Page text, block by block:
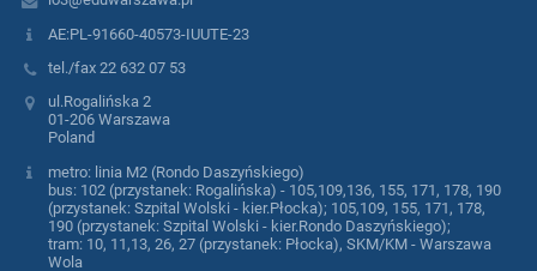
AE:PL-91660-40573-IUUTE-23
tel./fax 22 632 07 53
ul.Rogalińska 2
01-206 Warszawa
Poland
metro: linia M2 (Rondo Daszyńskiego)
bus: 102 (przystanek: Rogalińska) - 105,109,136, 155, 171, 178, 190
(przystanek: Szpital Wolski - kier.Płocka); 105,109, 155, 171, 178,
190 (przystanek: Szpital Wolski - kier.Rondo Daszyńskiego);
tram: 10, 11,13, 26, 27 (przystanek: Płocka), SKM/KM - Warszawa
Wola